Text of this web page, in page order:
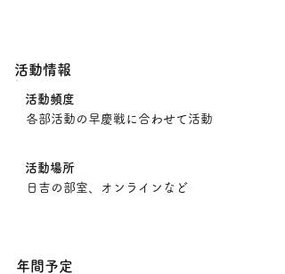
活動情報
​活動頻度
各部活動の早慶戦に合わせて活動
​活動場所
日吉の部室、オンラインなど
年間予定